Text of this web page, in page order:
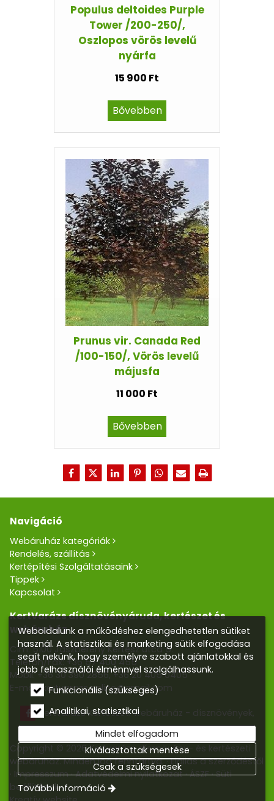
Populus deltoides Purple
Tower /200-250/,
Oszlopos vörös levelű
nyárfa
15 900 Ft
Bővebben
Prunus vir. Canada Red
/100-150/, Vörös levelű
májusfa
11 000 Ft
Bővebben
Navigáció
Webáruház kategóriák
Rendelés, szállítás
Kertépítési Szolgáltatásaink
Tippek
Kapcsolat
KertVarázs dísznövényáruda, kertészet és
webáruház
Cím: 5100 Jászberény Kertész utca 5.
Telefon/Fax: +36 57 400 455
Mobil:+36 30 390 2856,+36 20 405 0405
E-mail:kertvarazs.online@gmail.com
Kertvarázs Kertészeti webáruház - dísznövények,
kerti tó, öntözőrendszerek
Copyright © 2026 Kertvarázs dísznövény- és kertészeti
webáruház. Minden jog fenntartva. Elállás a szerződéstől
Impresszum Adatvédelmi nyilatkozat ÁSZF Süti
beállítások
Weboldalunk a működéshez elengedhetetlen sütiket
használ. A statisztikai és marketing sütik elfogadása
segít nekünk, hogy személyre szabott ajánlatokkal és
jobb felhasználói élménnyel szolgálhassunk.
Funkcionális (szükséges)
Analitikai, statisztikai
Mindet elfogadom
Kiválasztottak mentése
Csak a szükségesek
További információ